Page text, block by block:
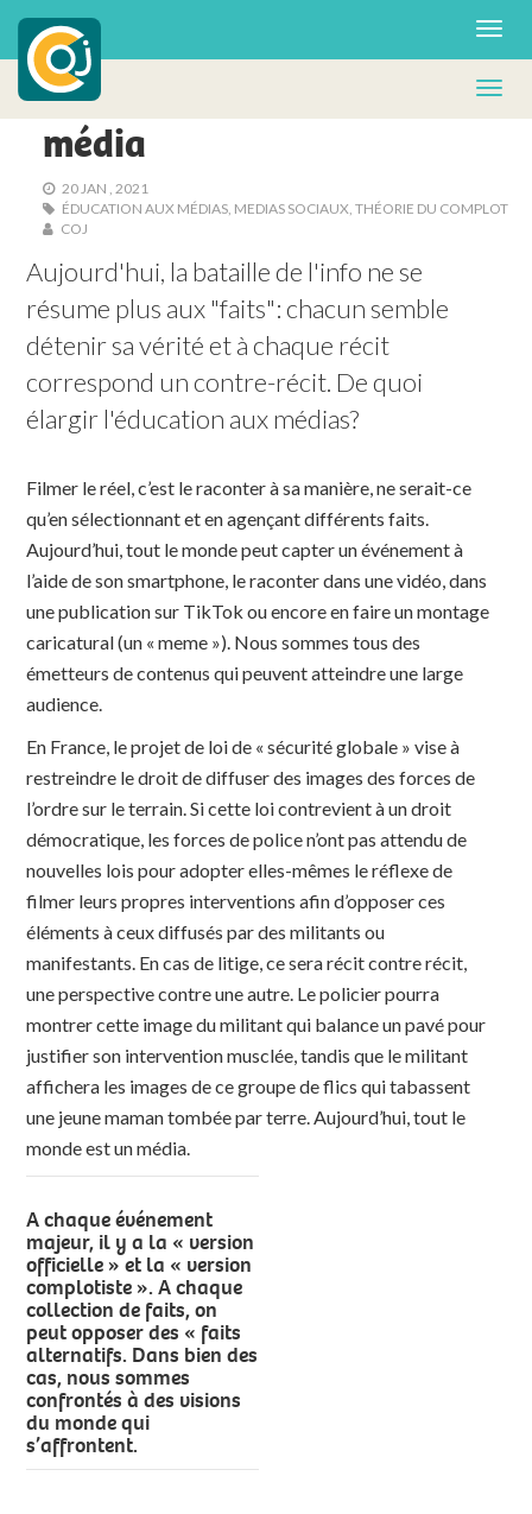
RENCONTRE & RÉFLEXION
Tout le monde est un
média
20 JAN , 2021
ÉDUCATION AUX MÉDIAS, MEDIAS SOCIAUX THÉORIE DU COMPLOT
COJ
Aujourd'hui, la bataille de l'info ne se
résume plus aux "faits": chacun semble
détenir sa vérité et à chaque récit
correspond un contre-récit. De quoi
élargir l'éducation aux médias?
Filmer le réel, c’est le raconter à sa manière, ne serait-ce
qu’en sélectionnant et en agençant différents faits.
Aujourd’hui, tout le monde peut capter un événement à
l’aide de son smartphone, le raconter dans une vidéo, dans
une publication sur TikTok ou encore en faire un montage
caricatural (un « meme »). Nous sommes tous des
émetteurs de contenus qui peuvent atteindre une large
audience.
En France, le projet de loi de « sécurité globale » vise à
restreindre le droit de diffuser des images des forces de
l’ordre sur le terrain. Si cette loi contrevient à un droit
démocratique, les forces de police n’ont pas attendu de
nouvelles lois pour adopter elles-mêmes le réflexe de
filmer leurs propres interventions afin d’opposer ces
éléments à ceux diffusés par des militants ou
manifestants. En cas de litige, ce sera récit contre récit,
une perspective contre une autre. Le policier pourra
montrer cette image du militant qui balance un pavé pour
justifier son intervention musclée, tandis que le militant
affichera les images de ce groupe de flics qui tabassent
une jeune maman tombée par terre. Aujourd’hui, tout le
monde est un média.
A chaque événement
majeur, il y a la « version
officielle » et la « version
complotiste ». A chaque
collection de faits, on
peut opposer des « faits
alternatifs. Dans bien des
cas, nous sommes
confrontés à des visions
du monde qui
s’affrontent.